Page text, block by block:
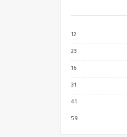
12
23
16
31
41
59